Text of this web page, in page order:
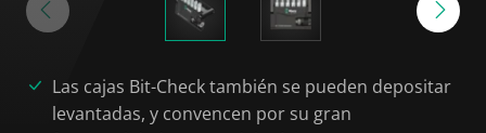
Las cajas Bit-Check también se pueden depositar
levantadas, y convencen por su gran